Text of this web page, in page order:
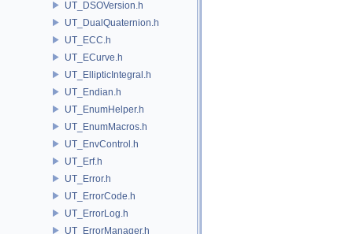
UT_DSOVersion.h
UT_DualQuaternion.h
UT_ECC.h
UT_ECurve.h
UT_EllipticIntegral.h
UT_Endian.h
UT_EnumHelper.h
UT_EnumMacros.h
UT_EnvControl.h
UT_Erf.h
UT_Error.h
UT_ErrorCode.h
UT_ErrorLog.h
UT_ErrorManager.h